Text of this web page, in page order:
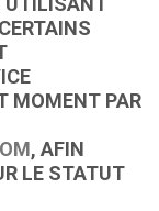
MOMENT PAR
, AFIN
LE STATUT